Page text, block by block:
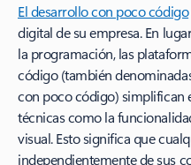
El desarrollo con poco código
digital de su empresa. En
la programación, las
código (también
con poco código) simplifican
técnicas como la
visual. Esto significa que
independientemente de sus